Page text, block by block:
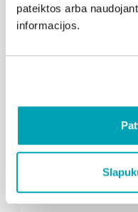
pateiktos arba
informacijos.
" loading="lazy"/>